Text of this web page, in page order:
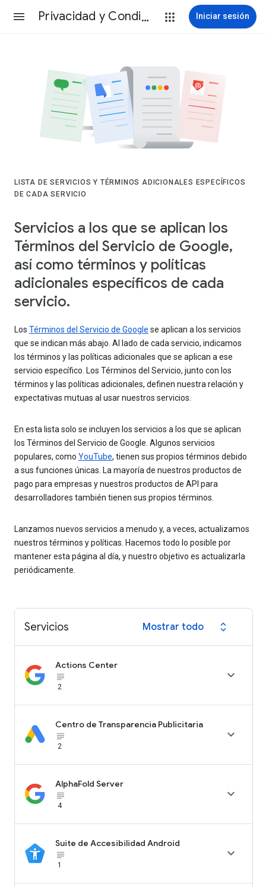
Privacidad y Condiciones Iniciar sesión
LISTA DE SERVICIOS Y TÉRMINOS ADICIONALES ESPECÍFICOS
DE CADA SERVICIO
Servicios a los que se aplican los
Términos del Servicio de Google,
así como términos y políticas
adicionales específicos de cada
servicio.
Los Términos del Servicio de Google se aplican a los servicios
que se indican más abajo. Al lado de cada servicio, indicamos
los términos y las políticas adicionales que se aplican a ese
servicio específico. Los Términos del Servicio, junto con los
términos y las políticas adicionales, definen nuestra relación y
expectativas mutuas al usar nuestros servicios.
En esta lista solo se incluyen los servicios a los que se aplican
los Términos del Servicio de Google. Algunos servicios
populares, como YouTube, tienen sus propios términos debido
a sus funciones únicas. La mayoría de nuestros productos de
pago para empresas y nuestros productos de API para
desarrolladores también tienen sus propios términos.
Lanzamos nuevos servicios a menudo y, a veces, actualizamos
nuestros términos y políticas. Hacemos todo lo posible por
mantener esta página al día, y nuestro objetivo es actualizarla
periódicamente.
Servicios Mostrar todo expand_all
Actions Center
subject_black
2

Centro de Transparencia Publicitaria
subject_black
2

AlphaFold Server
subject_black
4

Suite de Accesibilidad Android
subject_black
1
